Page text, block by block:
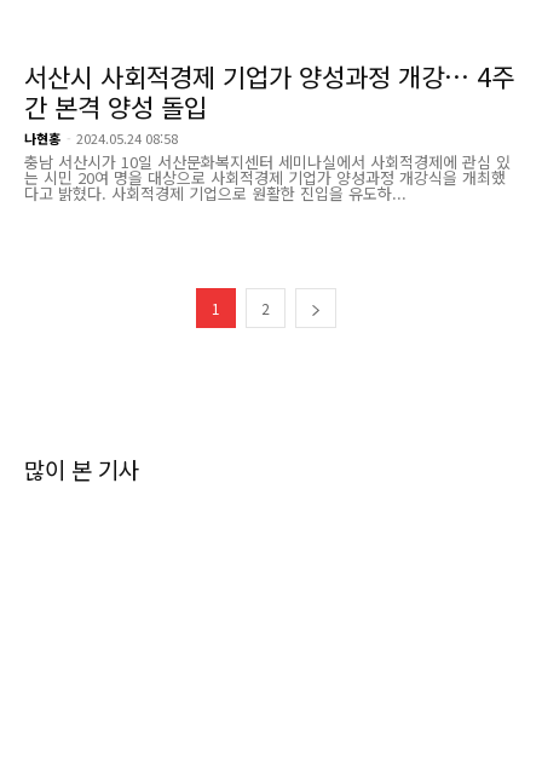
서산시 사회적경제 기업가 양성과정 개강… 4주
간 본격 양성 돌입
나현홍 - 2024.05.24 08:58
충남 서산시가 10일 서산문화복지센터 세미나실에서 사회적경제에 관심 있
는 시민 20여 명을 대상으로 사회적경제 기업가 양성과정 개강식을 개최했
다고 밝혔다. 사회적경제 기업으로 원활한 진입을 유도하...
1 2
많이 본 기사